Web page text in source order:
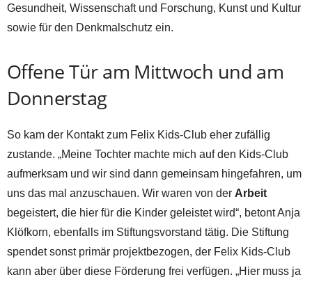
Gesundheit, Wissenschaft und Forschung, Kunst und Kultur
sowie für den Denkmalschutz ein.
Offene Tür am Mittwoch und am
Donnerstag
So kam der Kontakt zum Felix Kids-Club eher zufällig
zustande. „Meine Tochter machte mich auf den Kids-Club
aufmerksam und wir sind dann gemeinsam hingefahren, um
uns das mal anzuschauen. Wir waren von der Arbeit
begeistert, die hier für die Kinder geleistet wird“, betont Anja
Klöfkorn, ebenfalls im Stiftungsvorstand tätig. Die Stiftung
spendet sonst primär projektbezogen, der Felix Kids-Club
kann aber über diese Förderung frei verfügen. „Hier muss ja